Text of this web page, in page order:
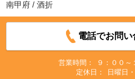
南甲府 / 酒折
電話でお問い
営業時間：
９：００～
定休日：
日曜日